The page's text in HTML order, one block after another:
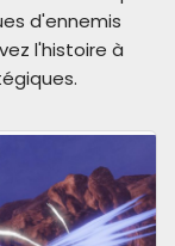
d'ennemis
l'histoire à